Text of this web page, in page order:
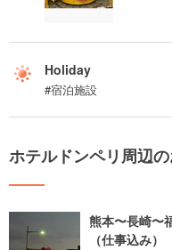
Holiday
#宿泊施設
ホテルドンペリ周辺
熊本〜長崎
（仕事込み）